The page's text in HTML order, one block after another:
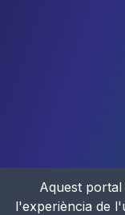
Aquest
l'experiència de